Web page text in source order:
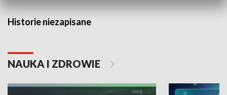
Historie niezapisane
NAUKA I ZDROWIE